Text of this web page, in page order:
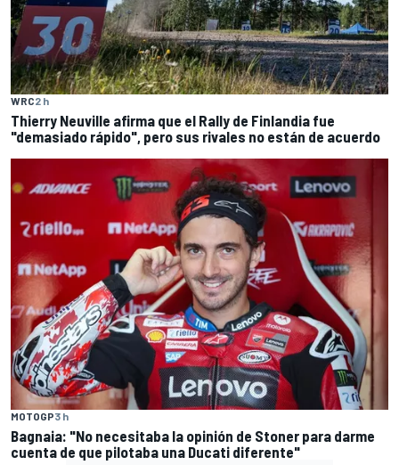
WRC2 h
Thierry Neuville afirma que el Rally de Finlandia fue
"demasiado rápido", pero sus rivales no están de acuerdo
MOTOGP3 h
Bagnaia: "No necesitaba la opinión de Stoner para darme
cuenta de que pilotaba una Ducati diferente"